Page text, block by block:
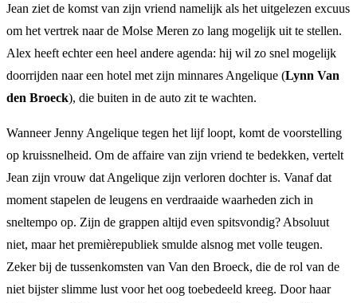
Jean ziet de komst van zijn vriend namelijk als het uitgelezen excuus
om het vertrek naar de Molse Meren zo lang mogelijk uit te stellen.
Alex heeft echter een heel andere agenda: hij wil zo snel mogelijk
doorrijden naar een hotel met zijn minnares Angelique (Lynn Van
den Broeck), die buiten in de auto zit te wachten.
Wanneer Jenny Angelique tegen het lijf loopt, komt de voorstelling
op kruissnelheid. Om de affaire van zijn vriend te bedekken, vertelt
Jean zijn vrouw dat Angelique zijn verloren dochter is. Vanaf dat
moment stapelen de leugens en verdraaide waarheden zich in
sneltempo op. Zijn de grappen altijd even spitsvondig? Absoluut
niet, maar het premièrepubliek smulde alsnog met volle teugen.
Zeker bij de tussenkomsten van Van den Broeck, die de rol van de
niet bijster slimme lust voor het oog toebedeeld kreeg. Door haar